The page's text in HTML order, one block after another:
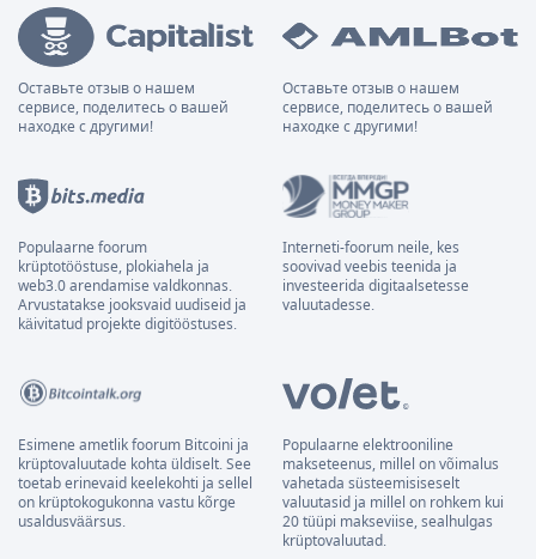
Оставьте отзыв о нашем
сервисе, поделитесь о вашей
находке с другими!
Оставьте отзыв о нашем
сервисе, поделитесь о вашей
находке с другими!
Populaarne foorum
krüptotööstuse, plokiahela ja
web3.0 arendamise valdkonnas.
Arvustatakse jooksvaid uudiseid ja
käivitatud projekte digitööstuses.
Interneti-foorum neile, kes
soovivad veebis teenida ja
investeerida digitaalsetesse
valuutadesse.
Esimene ametlik foorum Bitcoini ja
krüptovaluutade kohta üldiselt. See
toetab erinevaid keelekohti ja sellel
on krüptokogukonna vastu kõrge
usaldusväärsus.
Populaarne elektrooniline
makseteenus, millel on võimalus
vahetada süsteemisiseselt
valuutasid ja millel on rohkem kui
20 tüüpi makseviise, sealhulgas
krüptovaluutad.